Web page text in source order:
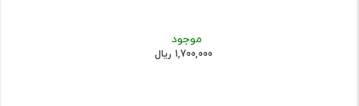
موجود
1,700,000 ریال